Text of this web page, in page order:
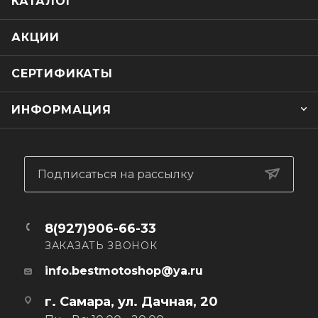
вокруг голени
- Водонепроницаемы на 2/3
- Гибкая двойная противоударная APS стелька
- Литая противоскользящая и противоударная
резиновая подошва
АКЦИИ
СЕРТИФИКАТЫ
ИНФОРМАЦИЯ
г. Самара, ул. Дачная, 20
Подписаться на рассылку
8(927)906-66-33
ЗАКАЗАТЬ ЗВОНОК
info.bestmotoshop@ya.ru